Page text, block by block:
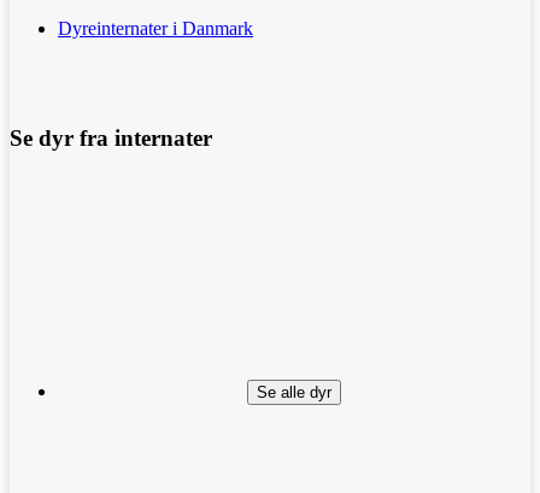
Dyreinternater i Danmark
Se dyr fra internater
Se alle dyr